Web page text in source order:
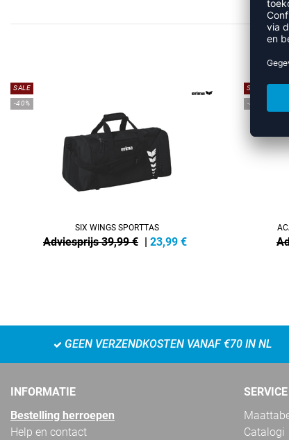
SALE
-40%
SIX WINGS SPORTTAS
Adviesprijs 39,99 € | 23,99 €
SALE
-45%
GEEN VERZENDKOSTEN VANAF €70 IN NL
INFORMATIE
Bestelling herroepen
Help en contact
SERVICE
Catalogi